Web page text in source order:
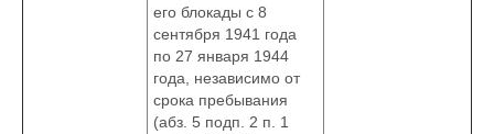
его блокады с 8
сентября 1941 года
по 27 января 1944
года, независимо от
срока пребывания
(абз. 5 подп. 2 п. 1